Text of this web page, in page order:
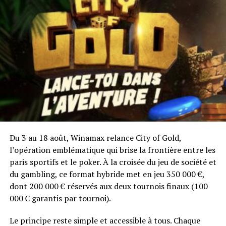
Deauville "à la carte"
Du 3 au 18 août, Winamax relance City of Gold,
l’opération emblématique qui brise la frontière entre les
paris sportifs et le poker. À la croisée du jeu de société et
du gambling, ce format hybride met en jeu 350 000 €,
dont 200 000 € réservés aux deux tournois finaux (100
000 € garantis par tournoi).
Le principe reste simple et accessible à tous. Chaque